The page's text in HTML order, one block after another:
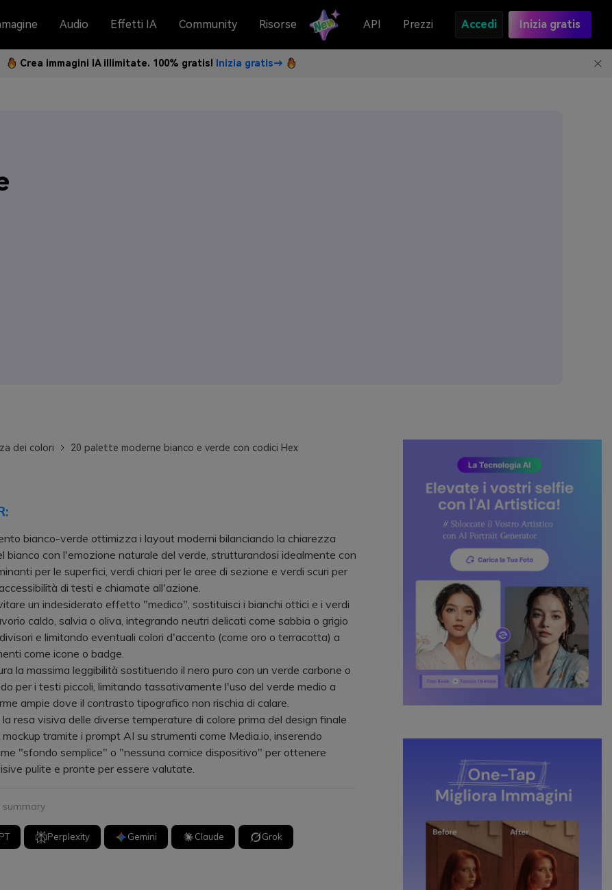
Audio Effetti IA Community Risorse API Prezzi Accedi Inizia gratis
Crea immagini IA illimitate. 100% gratis! Inizia gratis→
dei colori 20 palette moderne bianco e verde con codici Hex
bianco-verde ottimizza i layout moderni bilanciando la chiarezza
bianco con l'emozione naturale del verde, strutturandosi idealmente con
per le superfici, verdi chiari per le aree di sezione e verdi scuri per
di testi e chiamate all'azione.
un indesiderato effetto "medico", sostituisci i bianchi ottici e i verdi
caldo, salvia o oliva, integrando neutri delicati come sabbia o grigio
e limitando eventuali colori d'accento (come oro o terracotta) a
come icone o badge.
la massima leggibilità sostituendo il nero puro con un verde carbone o
per i testi piccoli, limitando tassativamente l'uso del verde medio a
ampie dove il contrasto tipografico non rischia di calare.
resa visiva delle diverse temperature di colore prima del design finale
tramite i prompt AI su strumenti come Media.io, inserendo
"sfondo semplice" o "nessuna cornice dispositivo" per ottenere
pulite e pronte per essere valutate.
summary
Perplexity Gemini Claude Grok